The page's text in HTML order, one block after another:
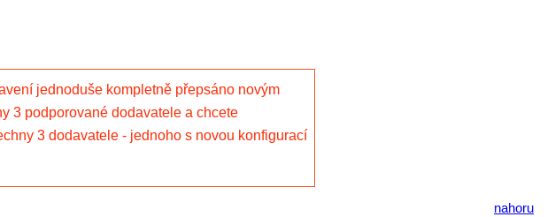
jednoduše kompletně přepsáno novým
3 podporované dodavatele a chcete
3 dodavatele - jednoho s novou konfigurací
nahoru